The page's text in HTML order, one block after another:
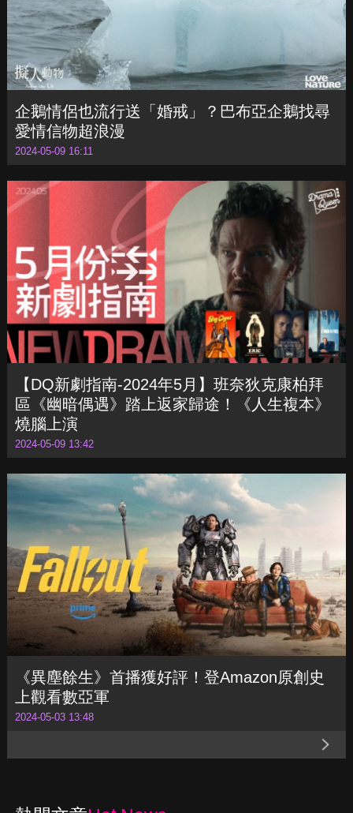
企鵝情侶也流行送「婚戒」？巴布亞企鵝找尋
愛情信物超浪漫
2024-05-09 16:11
【DQ新劇指南-2024年5月】班奈狄克康柏拜
區《幽暗偶遇》踏上返家歸途！《人生複本》
燒腦上演
2024-05-09 13:42